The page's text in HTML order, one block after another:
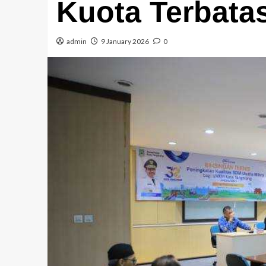
Kuota
admin 9 January 2026 0